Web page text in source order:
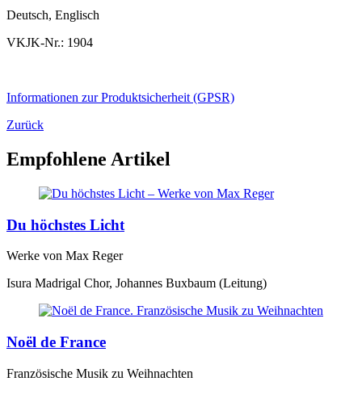
Deutsch, Englisch
VKJK-Nr.: 1904
Informationen zur Produktsicherheit (GPSR)
Zurück
Empfohlene Artikel
Du höchstes Licht
Werke von Max Reger
Isura Madrigal Chor, Johannes Buxbaum (Leitung)
Noël de France
Französische Musik zu Weihnachten